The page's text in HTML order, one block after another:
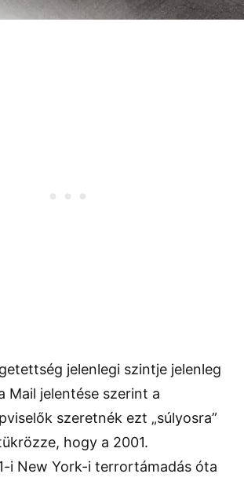
jelenlegi szintje jelenleg
Mail jelentése szerint a
szeretnék ezt „súlyosra”
hogy a 2001.
i New York-i terrortámadás óta